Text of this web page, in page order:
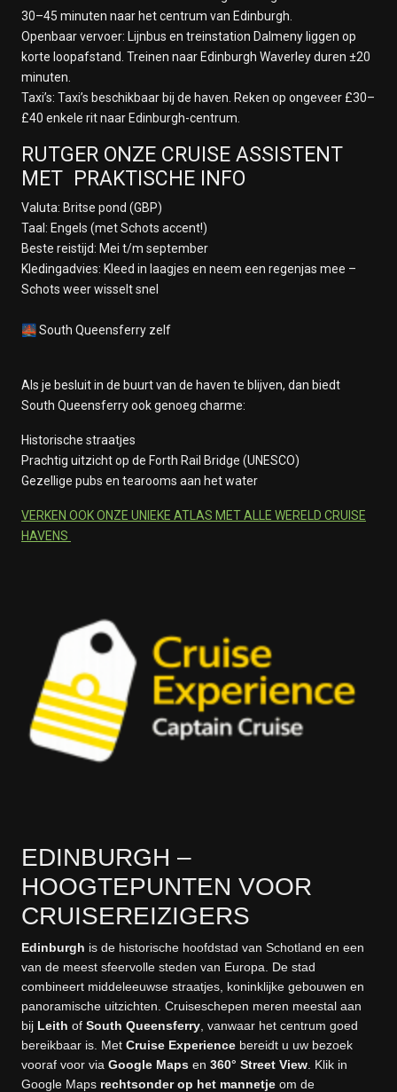
30–45 minuten naar het centrum van Edinburgh.
Openbaar vervoer: Lijnbus en treinstation Dalmeny liggen op
korte loopafstand. Treinen naar Edinburgh Waverley duren ±20
minuten.
Taxi’s: Taxi’s beschikbaar bij de haven. Reken op ongeveer £30–
£40 enkele rit naar Edinburgh-centrum.
RUTGER ONZE CRUISE ASSISTENT
MET PRAKTISCHE INFO
Valuta: Britse pond (GBP)
Taal: Engels (met Schots accent!)
Beste reistijd: Mei t/m september
Kledingadvies: Kleed in laagjes en neem een regenjas mee –
Schots weer wisselt snel
🌉 South Queensferry zelf
Als je besluit in de buurt van de haven te blijven, dan biedt
South Queensferry ook genoeg charme:
Historische straatjes
Prachtig uitzicht op de Forth Rail Bridge (UNESCO)
Gezellige pubs en tearooms aan het water
VERKEN OOK ONZE UNIEKE ATLAS MET ALLE WERELD CRUISE
HAVENS
EDINBURGH –
HOOGTEPUNTEN VOOR
CRUISEREIZIGERS
Edinburgh is de historische hoofdstad van Schotland en een
van de meest sfeervolle steden van Europa. De stad
combineert middeleeuwse straatjes, koninklijke gebouwen en
panoramische uitzichten. Cruiseschepen meren meestal aan
bij Leith of South Queensferry , vanwaar het centrum goed
bereikbaar is. Met Cruise Experience bereidt u uw bezoek
vooraf voor via Google Maps en 360° Street View . Klik in
Google Maps rechtsonder op het mannetje om de